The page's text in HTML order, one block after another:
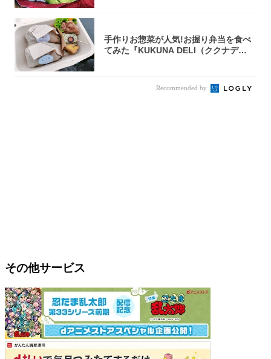
手作りお惣菜が人気!お握り弁当を食べ
てみた『KUKUNA DELI（ククナデ
Recommended by
その他サービス